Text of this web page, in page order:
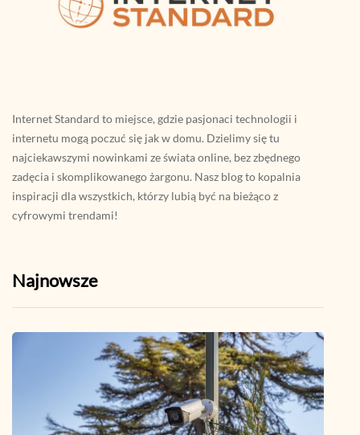
Internet Standard to miejsce, gdzie pasjonaci technologii i
internetu mogą poczuć się jak w domu. Dzielimy się tu
najciekawszymi nowinkami ze świata online, bez zbędnego
zadęcia i skomplikowanego żargonu. Nasz blog to kopalnia
inspiracji dla wszystkich, którzy lubią być na bieżąco z
cyfrowymi trendami!
Najnowsze